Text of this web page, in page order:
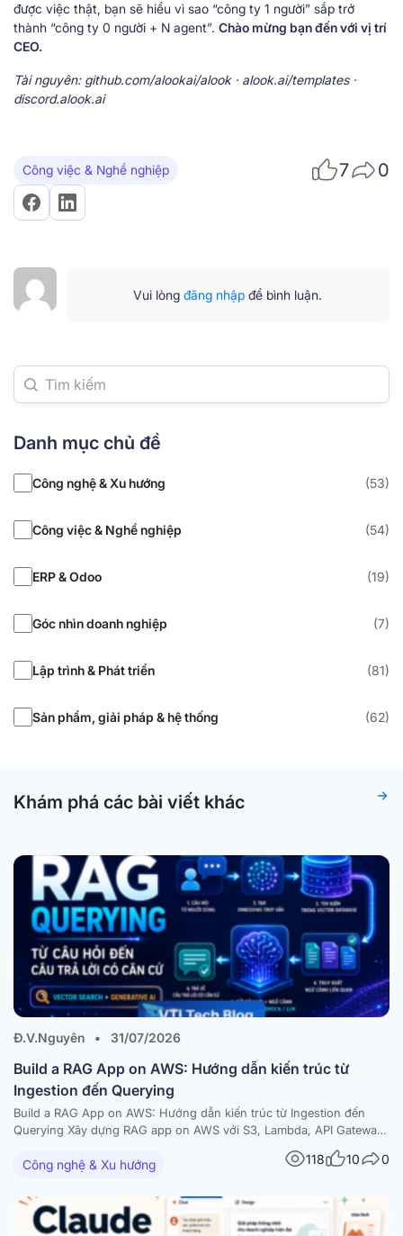
được việc thật, bạn sẽ hiểu vì sao “công ty 1 người” sắp trở
thành “công ty 0 người + N agent”. Chào mừng bạn đến với vị trí
CEO.
Tài nguyên: github.com/alookai/alook · alook.ai/templates ·
discord.alook.ai
Công việc & Nghề nghiệp 7 0
Vui lòng đăng nhập để bình luận.
Danh mục chủ đề
Công nghệ & Xu hướng (53)
Công việc & Nghề nghiệp (54)
ERP & Odoo (19)
Góc nhìn doanh nghiệp (7)
Lập trình & Phát triển (81)
Sản phẩm, giải pháp & hệ thống (62)
Khám phá các bài viết khác
Đ.V.Nguyên • 31/07/2026
Build a RAG App on AWS: Hướng dẫn kiến trúc từ
Ingestion đến Querying
Build a RAG App on AWS: Hướng dẫn kiến trúc từ Ingestion đến
Querying Xây dựng RAG app on AWS với S3, Lambda, API Gateway,
Amazon Bedrock và vector database — kèm diagram và best
practices Trong bài viết này RAG là gì và vì sao nên build a RAG…
Công nghệ & Xu hướng 118 10 0